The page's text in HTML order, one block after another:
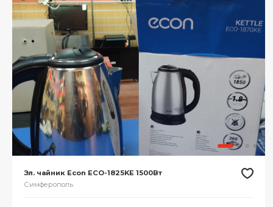
Эл. чайник Econ ECO-1825KE 1500Вт
Симферополь